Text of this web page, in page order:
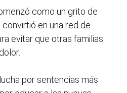
como un grito de
en una red de
evitar que otras familias
por sentencias más